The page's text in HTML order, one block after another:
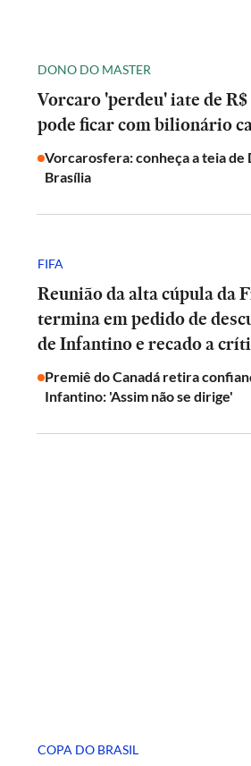
DONO DO MASTER
Vorcaro 'perdeu' iate de
pode ficar com bilionário
Vorcarosfera: conheça a teia de
Brasília
FIFA
Reunião da alta cúpula da
termina em pedido de
de Infantino e recado a
Premiê do Canadá retira
Infantino: 'Assim não se dirige'
COPA DO BRASIL